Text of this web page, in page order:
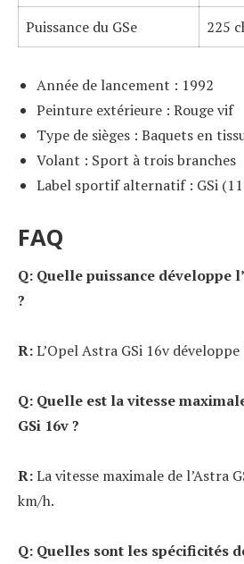
Puissance du GSe 225
Année de lancement : 1992
Peinture extérieure : Rouge vif
Type de sièges : Baquets en
Volant : Sport à trois branches
Label sportif alternatif : GSi
FAQ
Q: Quelle puissance développe
?
R:L’Opel Astra GSi 16v développe
Q: Quelle est la vitesse
GSi 16v ?
R:La vitesse maximale de l’Astra
km/h.
Q: Quelles sont les spécificités